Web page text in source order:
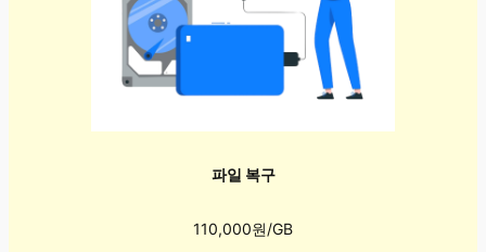
파일 복구
110,000원/GB